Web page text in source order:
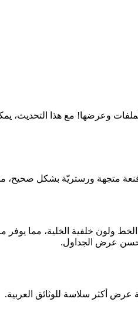
ولون خلفية الخلية، مما يوفر
يحسن عرض الجداول.
عرض أكثر سلاسة للوثائق العربية.